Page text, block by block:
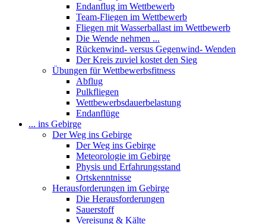
Endanflug im Wettbewerb
Team-Fliegen im Wettbewerb
Fliegen mit Wasserballast im Wettbewerb
Die Wende nehmen ...
Rückenwind- versus Gegenwind- Wenden
Der Kreis zuviel kostet den Sieg
Übungen für Wettbewerbsfitness
Abflug
Pulkfliegen
Wettbewerbsdauerbelastung
Endanflüge
... ins Gebirge
Der Weg ins Gebirge
Der Weg ins Gebirge
Meteorologie im Gebirge
Physis und Erfahrungsstand
Ortskenntnisse
Herausforderungen im Gebirge
Die Herausforderungen
Sauerstoff
Vereisung & Kälte